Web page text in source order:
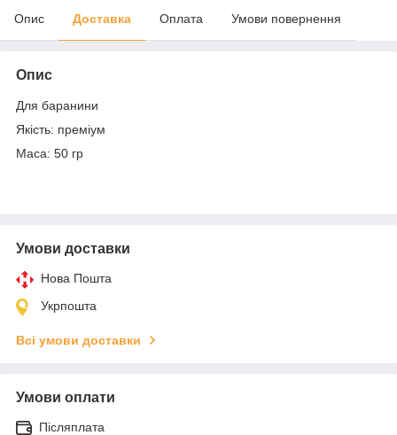
Опис Доставка Оплата Умови повернення
Опис
Для баранини
Якість: преміум
Маса: 50 гр
Умови доставки
Нова Пошта
Укрпошта
Всі умови доставки
Умови оплати
Післяплата